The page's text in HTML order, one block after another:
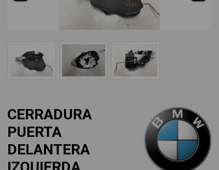
CERRADURA
PUERTA
DELANTERA